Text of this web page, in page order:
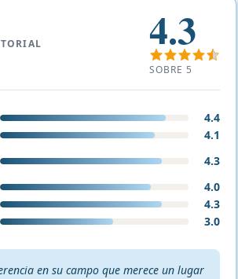
4.3
SOBRE 5
4.4
4.1
4.3
4.0
4.3
3.0
en su campo que merece un lugar